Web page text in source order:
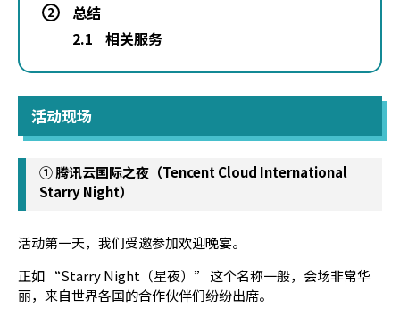
2
总结
2.1
相关服务
活动现场
① 腾讯云国际之夜（Tencent Cloud International
Starry Night）
活动第一天，我们受邀参加欢迎晚宴。
正如 “Starry Night（星夜）” 这个名称一般，会场非常华
丽，来自世界各国的合作伙伴们纷纷出席。